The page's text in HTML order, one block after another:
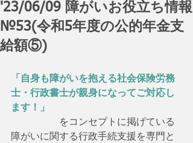
'23/06/09 障がいお役立ち情報
№53(令和5年度の公的年金支
給額⑤)
「自身も障がいを抱える社会保険労務
士・行政書士が親身になってご対応し
ます！」
をコンセプトに掲げている
障がいに関する行政手続支援を専門と